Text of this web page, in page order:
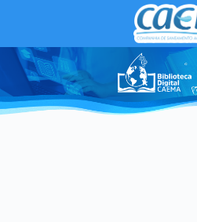
conteúdo